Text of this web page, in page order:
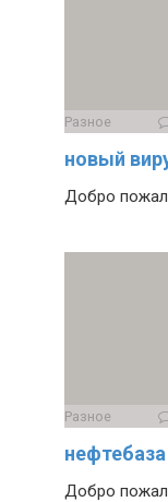
Разное
новый
Добро
Разное
Добро